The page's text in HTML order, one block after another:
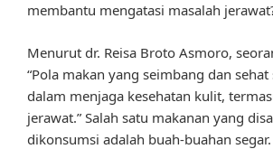
membantu mengatasi masalah
Menurut dr. Reisa Broto Asmoro,
“Pola makan yang seimbang dan
dalam menjaga kesehatan kulit,
jerawat.” Salah satu makanan yang
dikonsumsi adalah buah-buahan